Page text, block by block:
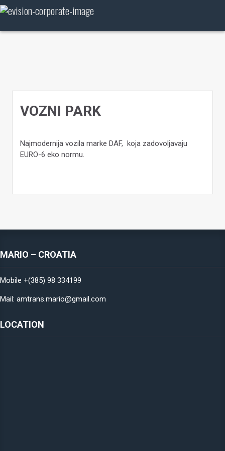
Skip
VOZNI PARK
Najmodernija vozila marke DAF, koja zadovoljavaju
EURO-6 eko normu.
MARIO – CROATIA
Mobile +(385) 98 334199
Mail: amtrans.mario@gmail.com
LOCATION